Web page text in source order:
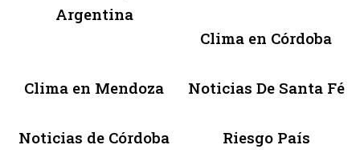
Argentina
Clima en Córdoba
Clima en Mendoza Noticias De Santa Fé
Noticias de Córdoba Riesgo País